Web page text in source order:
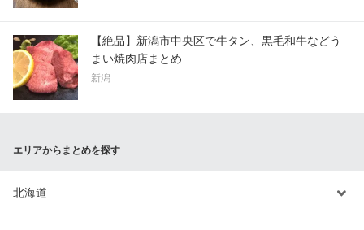
【絶品】新潟市中央区で牛タン、黒毛和牛などう
まい焼肉店まとめ
新潟
エリアからまとめを探す
北海道